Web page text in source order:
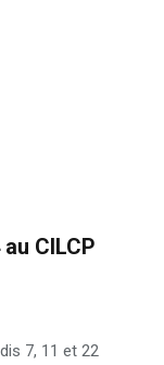
CILCP
7, 11 et 22